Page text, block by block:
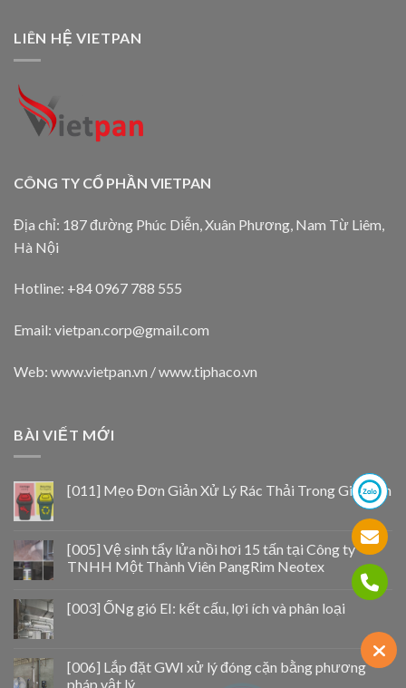
LIÊN HỆ VIETPAN
CÔNG TY CỔ PHẦN VIETPAN
Địa chỉ: 187 đường Phúc Diễn, Xuân Phương, Nam Từ Liêm,
Hà Nội
Hotline: +84 0967 788 555
Email: vietpan.corp@gmail.com
Web: www.vietpan.vn / www.tiphaco.vn
BÀI VIẾT MỚI
[011] Mẹo Đơn Giản Xử Lý Rác Thải Trong Gia Đình
[005] Vệ sinh tẩy lửa nồi hơi 15 tấn tại Công ty
TNHH Một Thành Viên PangRim Neotex
[003] ỐNg gió EI: kết cấu, lợi ích và phân loại
[006] Lắp đặt GWI xử lý đóng cặn bằng phương
pháp vật lý